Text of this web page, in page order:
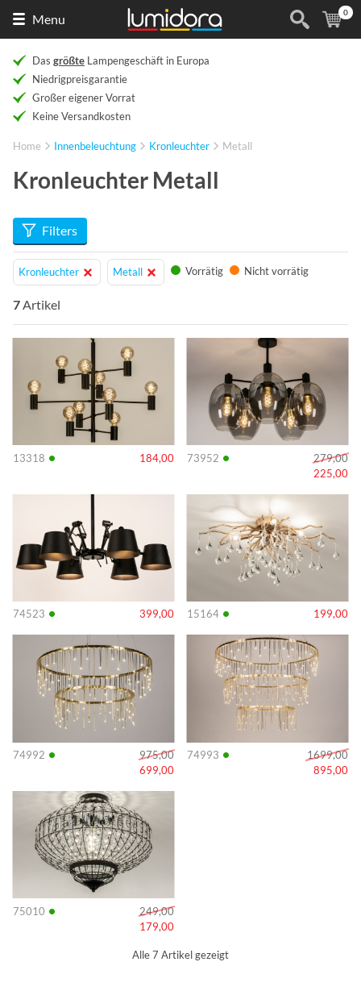
Menu (
0
Das größte Lampengeschäft in Europa
Niedrigpreisgarantie
Großer eigener Vorrat
Keine Versandkosten
Home Innenbeleuchtung Kronleuchter Metall
Kronleuchter Metall
Filters
Kronleuchter Metall Vorrätig Nicht vorrätig
7Artikel
13318 • 184,00
Info
73952 •
279,00
225,00
Info
74523 • 399,00
Info
15164 • 199,00
Info
74992 •
975,00
699,00
Info
74993 •
1699,00
895,00
Info
75010 •
249,00
179,00
Info
Alle 7 Artikel gezeigt